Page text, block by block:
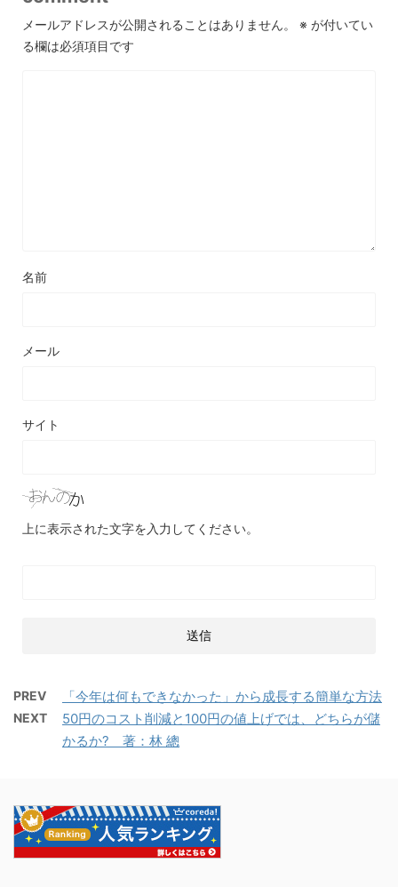
メールアドレスが公開されることはありません。 ※ が付いてい
る欄は必須項目です
名前
メール
サイト
上に表示された文字を入力してください。
PREV 「今年は何もできなかった」から成長する簡単な方法
NEXT
50円のコスト削減と100円の値上げでは、どちらが儲
かるか? 著：林 總